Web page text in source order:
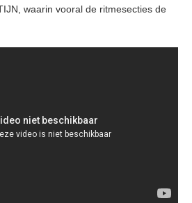
waarin vooral de ritmesecties de